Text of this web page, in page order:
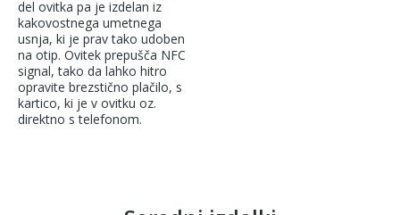
del ovitka pa je izdelan iz
kakovostnega umetnega
usnja, ki je prav tako udoben
na otip. Ovitek prepušča NFC
signal, tako da lahko hitro
opravite brezstično plačilo, s
kartico, ki je v ovitku oz.
direktno s telefonom.